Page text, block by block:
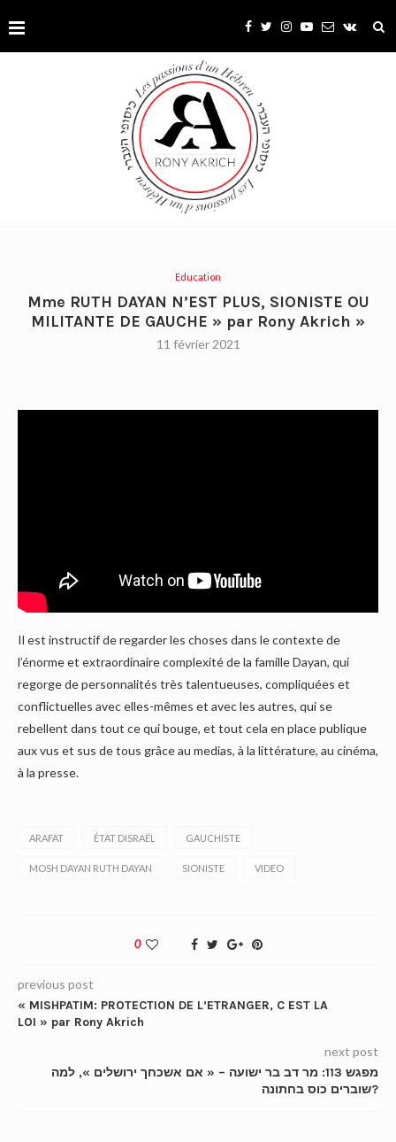
Education
Mme RUTH DAYAN N’EST PLUS, SIONISTE OU
MILITANTE DE GAUCHE » par Rony Akrich »
11 février 2021
Il est instructif de regarder les choses dans le contexte de
l’énorme et extraordinaire complexité de la famille Dayan, qui
regorge de personnalités très talentueuses, compliquées et
conflictuelles avec elles-mêmes et avec les autres, qui se
rebellent dans tout ce qui bouge, et tout cela en place publique
aux vus et sus de tous grâce au medias, à la littérature, au cinéma,
à la presse.
ARAFAT ÉTAT DISRAËL GAUCHISTE
MOSH DAYAN RUTH DAYAN SIONISTE VIDEO
0
previous post
« MISHPATIM: PROTECTION DE L’ETRANGER, C EST LA
LOI » par Rony Akrich
next post
מפגש 113: מר דב בר ישועה – « אם אשכחך ירושלים », למה
שוברים כוס בחתונה?